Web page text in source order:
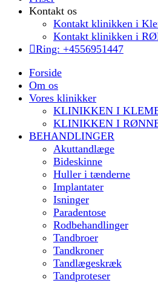
Kontakt os
Kontakt klinikken i
Kontakt klinikken i
Ring: +4556951447
Forside
Om os
Vores klinikker
KLINIKKEN I
KLINIKKEN I
BEHANDLINGER
Akuttandlæge
Bideskinne
Huller i tænderne
Implantater
Isninger
Paradentose
Rodbehandlinger
Tandbroer
Tandkroner
Tandlægeskræk
Tandproteser